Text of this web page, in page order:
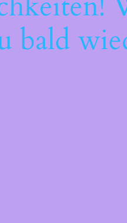
bald